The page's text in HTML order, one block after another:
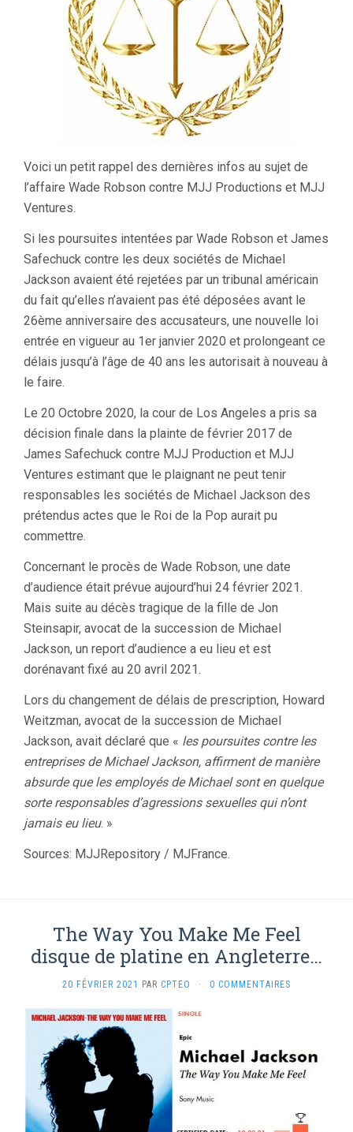
Voici un petit rappel des dernières infos au sujet de
l’affaire Wade Robson contre MJJ Productions et MJJ
Ventures.
Si les poursuites intentées par Wade Robson et James
Safechuck contre les deux sociétés de Michael
Jackson avaient été rejetées par un tribunal américain
du fait qu’elles n’avaient pas été déposées avant le
26ème anniversaire des accusateurs, une nouvelle loi
entrée en vigueur au 1er janvier 2020 et prolongeant ce
délais jusqu’à l’âge de 40 ans les autorisait à nouveau à
le faire.
Le 20 Octobre 2020, la cour de Los Angeles a pris sa
décision finale dans la plainte de février 2017 de
James Safechuck contre MJJ Production et MJJ
Ventures estimant que le plaignant ne peut tenir
responsables les sociétés de Michael Jackson des
prétendus actes que le Roi de la Pop aurait pu
commettre.
Concernant le procès de Wade Robson, une date
d’audience était prévue aujourd’hui 24 février 2021.
Mais suite au décès tragique de la fille de Jon
Steinsapir, avocat de la succession de Michael
Jackson, un report d’audience a eu lieu et est
dorénavant fixé au 20 avril 2021.
Lors du changement de délais de prescription, Howard
Weitzman, avocat de la succession de Michael
Jackson, avait déclaré que « les poursuites contre les
entreprises de Michael Jackson, affirment de manière
absurde que les employés de Michael sont en quelque
sorte responsables d’agressions sexuelles qui n’ont
jamais eu lieu. »
Sources: MJJRepository / MJFrance.
The Way You Make Me Feel
disque de platine en Angleterre…
20 FÉVRIER 2021 PAR CPTEO · 0 COMMENTAIRES